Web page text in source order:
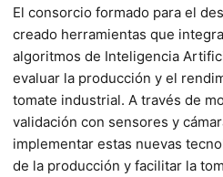
El consorcio formado para el
creado herramientas que
algoritmos de Inteligencia
evaluar la producción y el
tomate industrial. A través de
validación con sensores y
implementar estas nuevas
de la producción y facilitar la